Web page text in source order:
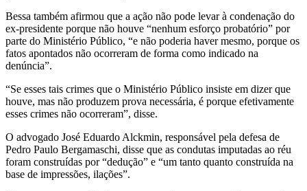
Bessa também afirmou que a ação não pode levar à condenação do
ex-presidente porque não houve “nenhum esforço probatório” por
parte do Ministério Público, “e não poderia haver mesmo, porque os
fatos apontados não ocorreram de forma como indicado na
denúncia”.
“Se esses tais crimes que o Ministério Público insiste em dizer que
houve, mas não produzem prova necessária, é porque efetivamente
esses crimes não ocorreram”, disse.
O advogado José Eduardo Alckmin, responsável pela defesa de
Pedro Paulo Bergamaschi, disse que as condutas imputadas ao réu
foram construídas por “dedução” e “um tanto quanto construída na
base de impressões, ilações”.